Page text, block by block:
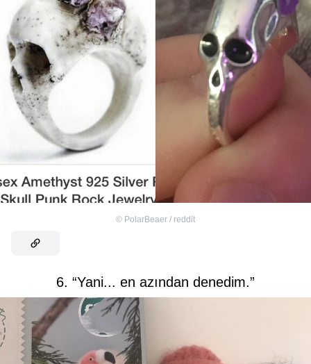
© PolarBeaer / reddit
6. “Yani... en azından denedim.”